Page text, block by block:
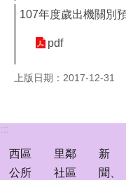
防
政
政
107年度歲出機關別
pdf
上版日期：2017-12-31
:::
西區
公所
里鄰
社區
新
聞、